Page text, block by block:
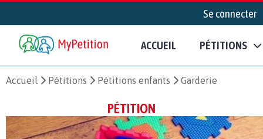
Se connecter
ACCUEIL PÉTITIONS
Accueil Pétitions Pétitions enfants Garderie
PÉTITION